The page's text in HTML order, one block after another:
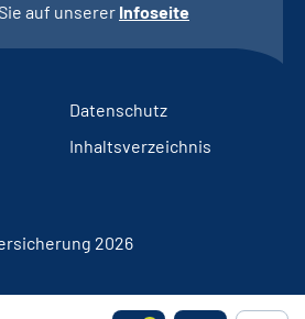
auf unserer Infoseite
Datenschutz
Inhaltsverzeichnis
2026